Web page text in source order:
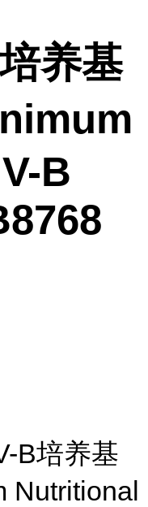
养基
B
B培养基
Nutritional